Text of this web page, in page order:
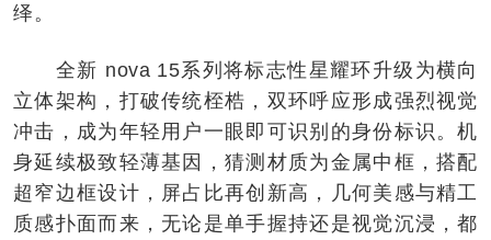
绎。
全新 nova 15系列将标志性星耀环升级为横向
立体架构，打破传统桎梏，双环呼应形成强烈视觉
冲击，成为年轻用户一眼即可识别的身份标识。机
身延续极致轻薄基因，猜测材质为金属中框，搭配
超窄边框设计，屏占比再创新高，几何美感与精工
质感扑面而来，无论是单手握持还是视觉沉浸，都